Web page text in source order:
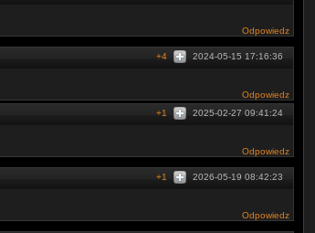
Odpowiedz
2024-05-15 17:16:36
+4
Odpowiedz
2025-02-27 09:41:24
+1
Odpowiedz
2026-05-19 08:42:23
+1
Odpowiedz